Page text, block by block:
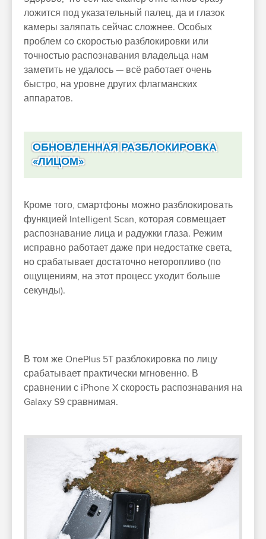
ложится под указательный палец, да и глазок
камеры заляпать сейчас сложнее. Особых
проблем со скоростью разблокировки или
точностью распознавания владельца нам
заметить не удалось — всё работает очень
быстро, на уровне других флагманских
аппаратов.
ОБНОВЛЕННАЯ РАЗБЛОКИРОВКА
«ЛИЦОМ»
Кроме того, смартфоны можно разблокировать
функцией Intelligent Scan, которая совмещает
распознавание лица и радужки глаза. Режим
исправно работает даже при недостатке света,
но срабатывает достаточно неторопливо (по
ощущениям, на этот процесс уходит больше
секунды).
В том же OnePlus 5T разблокировка по лицу
срабатывает практически мгновенно. В
сравнении с iPhone X скорость распознавания на
Galaxy S9 сравнимая.